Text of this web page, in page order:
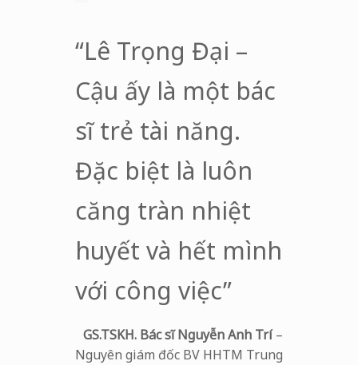
“Lê Trọng Đại –
Cậu ấy là một bác
sĩ trẻ tài năng.
Đặc biệt là luôn
căng tràn nhiệt
huyết và hết mình
với công việc”
GS.TSKH. Bác sĩ Nguyễn Anh Trí–
Nguyên giám đốc BV HHTM Trung